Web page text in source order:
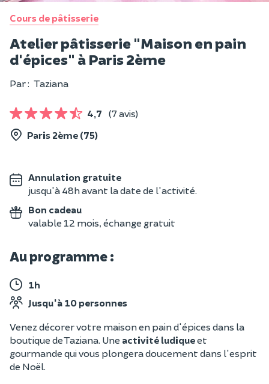
Cours de pâtisserie
Atelier pâtisserie "Maison en pain
d'épices" à Paris 2ème
Par : Taziana
4,7
(7 avis)
Paris 2ème (75)
Annulation gratuite
jusqu'à 48h avant la date de l'activité.
Bon cadeau
valable 12 mois, échange gratuit
Au programme :
1h
Jusqu'à 10 personnes
Venez décorer votre maison en pain d'épices dans la
boutique de Taziana. Une activité ludiqueet
gourmande qui vous plongera doucement dans l'esprit
de Noël.